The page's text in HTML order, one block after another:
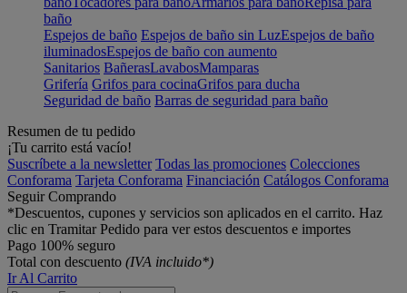
baño
Espejos de baño Espejos de baño sin LuzEspejos de baño
iluminadosEspejos de baño con aumento
Sanitarios BañerasLavabosMamparas
Grifería Grifos para cocinaGrifos para ducha
Seguridad de baño Barras de seguridad para baño
Resumen de tu pedido
¡Tu carrito está vacío!
Suscríbete a la newsletter Todas las promociones Colecciones
Conforama Tarjeta Conforama Financiación Catálogos Conforama
Seguir Comprando
*Descuentos, cupones y servicios son aplicados en el carrito. Haz
clic en Tramitar Pedido para ver estos descuentos e importes
Pago 100% seguro
Total con descuento (IVA incluido*)
Ir Al Carrito